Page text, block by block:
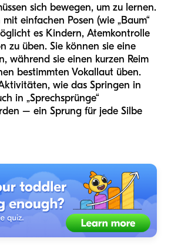
sich bewegen, um zu lernen.
einfachen Posen (wie „Baum“
es Kindern, Atemkontrolle
zu üben. Sie können sie eine
während sie einen kurzen Reim
bestimmten Vokallaut üben.
wie das Springen in
in „Sprechsprünge“
– ein Sprung für jede Silbe